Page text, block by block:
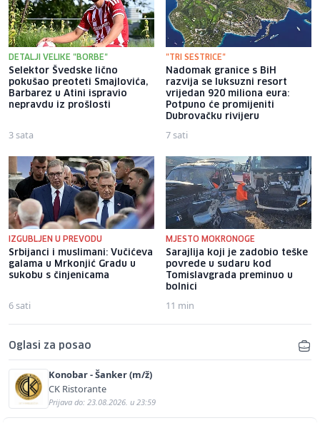
DETALJI VELIKE "BORBE"
Selektor Švedske lično
pokušao preoteti Smajlovića,
Barbarez u Atini ispravio
nepravdu iz prošlosti
3 sata
"TRI SESTRICE"
Nadomak granice s BiH
razvija se luksuzni resort
vrijedan 920 miliona eura:
Potpuno će promijeniti
Dubrovačku rivijeru
7 sati
IZGUBLJEN U PREVODU
Srbijanci i muslimani: Vučićeva
galama u Mrkonjić Gradu u
sukobu s činjenicama
6 sati
MJESTO MOKRONOGE
Sarajlija koji je zadobio teške
povrede u sudaru kod
Tomislavgrada preminuo u
bolnici
11 min
Oglasi za posao
Konobar - Šanker (m/ž)
CK Ristorante
Prijava do: 23.08.2026. u 23:59